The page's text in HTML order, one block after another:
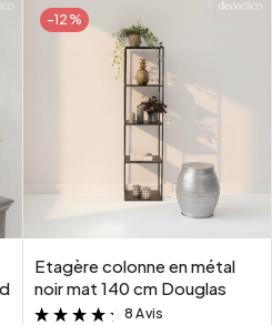
-12%
Etagère colonne en métal
noir mat 140 cm Douglas
&
8 Avis